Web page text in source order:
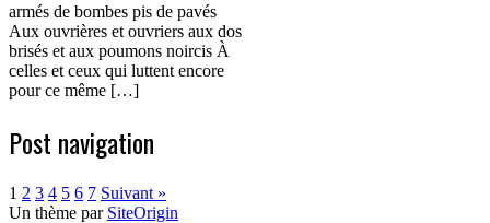
armés de bombes pis de pavés
Aux ouvrières et ouvriers aux dos
brisés et aux poumons noircis À
celles et ceux qui luttent encore
pour ce même […]
Post navigation
1 2 3 4 5 6 7 Suivant »
Un thème par SiteOrigin